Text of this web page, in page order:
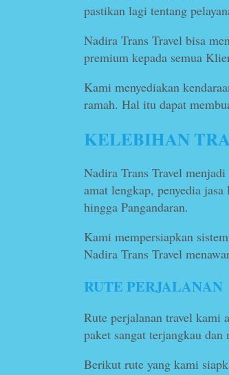
pastikan lagi tentang
Nadira Trans Travel bisa
premium kepada semua
Kami menyediakan
ramah. Hal itu dapat
KELEBIHAN
Nadira Trans Travel
amat lengkap, penyedia
hingga Pangandaran.
Kami mempersiapkan
Nadira Trans Travel
RUTE PERJALANAN
Rute perjalanan travel kami
paket sangat terjangkau dan
Berikut rute yang kami